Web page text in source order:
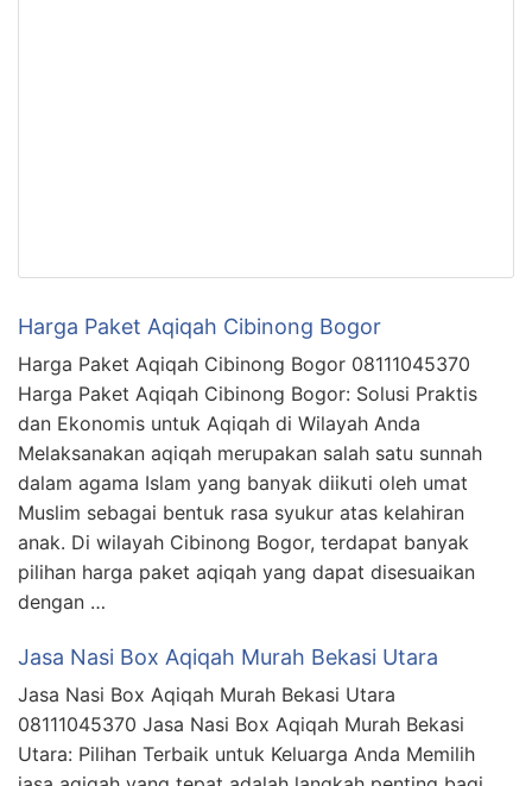
Harga Paket Aqiqah Cibinong Bogor
Harga Paket Aqiqah Cibinong Bogor 08111045370
Harga Paket Aqiqah Cibinong Bogor: Solusi Praktis
dan Ekonomis untuk Aqiqah di Wilayah Anda
Melaksanakan aqiqah merupakan salah satu sunnah
dalam agama Islam yang banyak diikuti oleh umat
Muslim sebagai bentuk rasa syukur atas kelahiran
anak. Di wilayah Cibinong Bogor, terdapat banyak
pilihan harga paket aqiqah yang dapat disesuaikan
dengan …
Jasa Nasi Box Aqiqah Murah Bekasi Utara
Jasa Nasi Box Aqiqah Murah Bekasi Utara
08111045370 Jasa Nasi Box Aqiqah Murah Bekasi
Utara: Pilihan Terbaik untuk Keluarga Anda Memilih